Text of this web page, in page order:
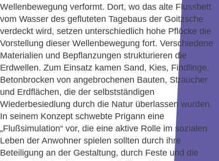
Wellenbewegung verformt. Dort, wo das alte Flussbett
vom Wasser des gefluteten Tagebaus der Goitzsche
verdeckt wird, setzen unterschiedlich hohe Pflöcke die
Vorstellung dieser Wellenbewegung fort. Verschiedene
Materialien und Bepflanzungen strukturieren die
Erdwellen. Zum Einsatz kamen Sand, Kies, Findlinge,
Betonbrocken von angebrochenen Bauten, Sträucher
und Erdflächen, die der selbstständigen
Wiederbesiedlung durch die Natur überlassen wurden.
In seinem Konzept schwebte Prigann eine
„Flußsimulation“ vor, die eine aktive Rolle im sozialen
Leben der Anwohner spielen sollten durch ihre
Beteiligung an der Gestaltung, durch Feste und die